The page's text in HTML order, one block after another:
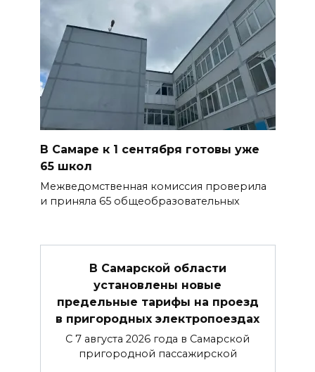
В Самаре к 1 сентября готовы уже
65 школ
Межведомственная комиссия проверила
и приняла 65 общеобразовательных
В Самарской области
установлены новые
предельные тарифы на проезд
в пригородных электропоездах
С 7 августа 2026 года в Самарской
пригородной пассажирской